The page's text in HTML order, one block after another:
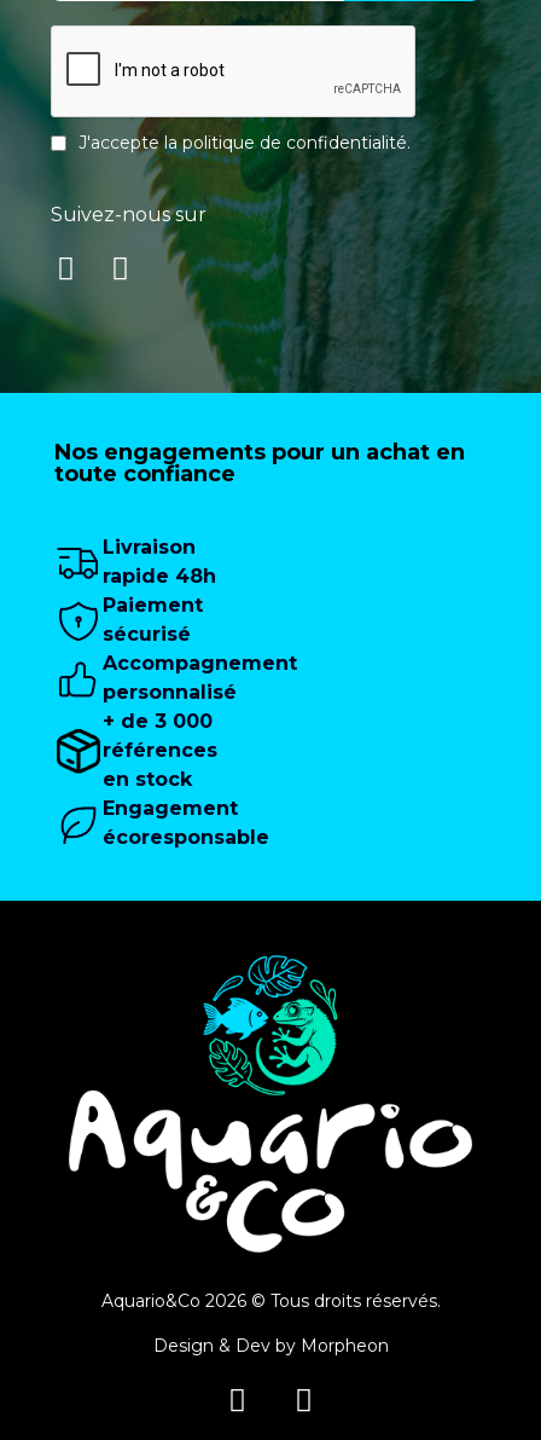
J'accepte lapolitique de confidentialité.
Suivez-nous sur
Nos engagements pour un achat en
toute confiance
Livraison
rapide 48h
Paiement
sécurisé
Accompagnement
personnalisé
+ de 3 000
références
en stock
Engagement
écoresponsable
Aquario&Co 2026 © Tous droits réservés.
Design & Dev by Morpheon